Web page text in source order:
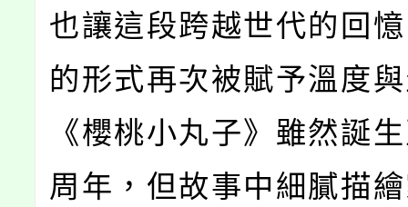
也讓這段跨越世代的回
的形式再次被賦予溫度
《櫻桃小丸子》雖然誕
周年，但故事中細膩描